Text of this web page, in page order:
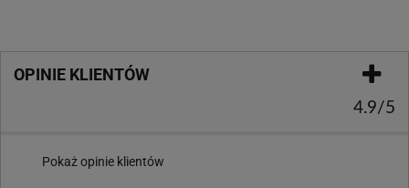
OPINIE KLIENTÓW
4.9/5
Pokaż opinie klientów